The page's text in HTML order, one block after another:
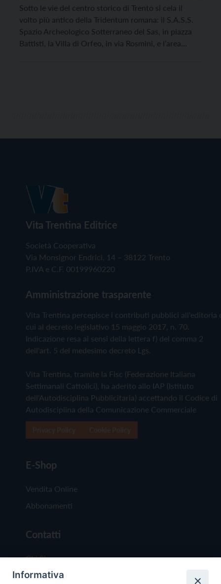
Sotto le vie del centro storico di Trento si cela il
volto più antico della Tridentum romana: il S.A.S.S.
Spazio Archeologico Sotterraneo del Sas, in piazza
Battisti, la Villa di Orfeo, in via Rosmini, e l’area
Vita Trentina Editrice
Società Cooperativa
Via Monsignor Endrici, 14 – 38122 Trento
P.IVA e C.F. 00199960220
Amministrazione trasparente
Vita Trentina percepisce i contributi pubblici all'editoria
cui al decreto legislativo 15 maggio 2017, n. 70.
Indicazione resa ai sensi della lettera f) del comma 2
dell'art. 5 del medesimo decreto Lgs.
Vita Trentina, tramite la Fisc (Federazione Italiana
Settimanali Cattolici), ha aderito allo IAP (Istituto
dell'Autodisciplina Pubblicitaria) accettando il Codice di
Autodisciplina della Comunicazione Commerciale
E-Shop
Vendita Online
Abbonamenti
Contatti
Chi Siamo
Redazione
Informativa